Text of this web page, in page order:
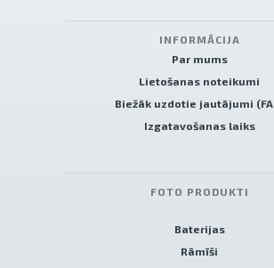
INFORMĀCIJA
Par mums
Lietošanas noteikumi
Biežāk uzdotie jautājumi
Izgatavošanas laiks
FOTO PRODUKTI
Baterijas
Rāmīši